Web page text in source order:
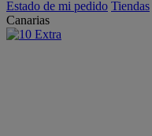
Estado de mi pedido Tiendas
Canarias